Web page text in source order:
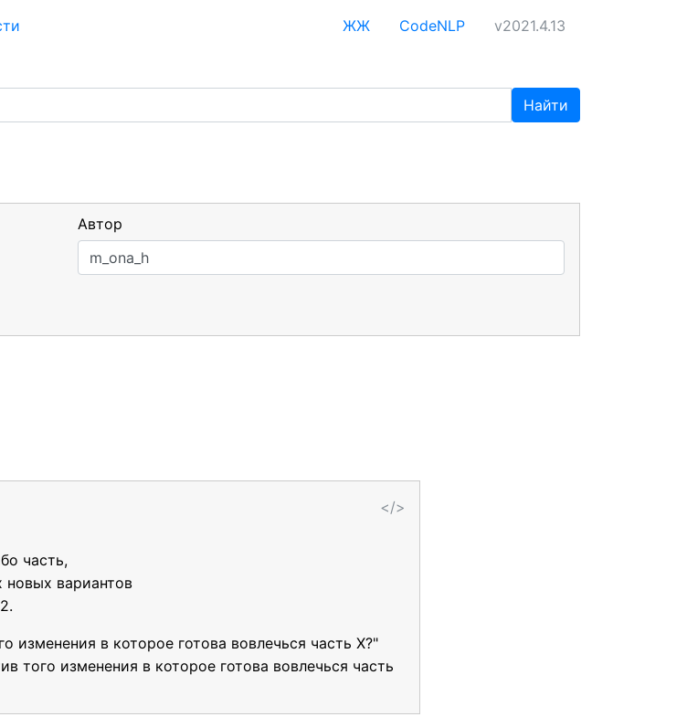
ЖЖ CodeNLP v2021.4.13
Найти
Автор
</>
часть,
новых вариантов
в которое готова вовлечься часть Х?"
того изменения в которое готова вовлечься часть